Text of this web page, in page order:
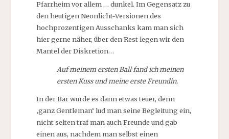
Pfarrheim vor allem … dunkel. Im Gegensatz zu
den heutigen Neonlicht-Versionen des
hochprozentigen Ausschanks kam man sich
hier gerne näher, über den Rest legen wir den
Mantel der Diskretion…
Auf meinem ersten Ball fand ich meinen
ersten Kuss und meine erste Freundin.
In der Bar wurde es dann etwas teuer, denn
‚ganz Gentleman‘ lud man seine Begleitung ein,
nicht selten traf man auch Freunde und gab
einen aus, nachdem man selbst einen